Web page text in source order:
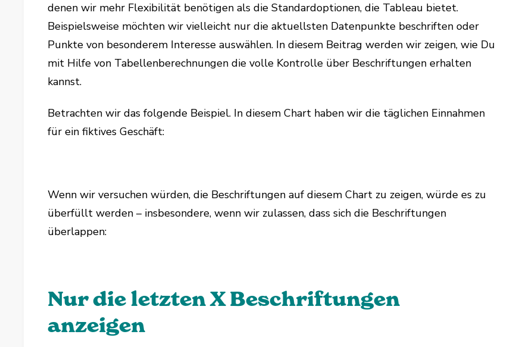
denen wir mehr Flexibilität benötigen als die Standardoptionen, die Tableau bietet.
Beispielsweise möchten wir vielleicht nur die aktuellsten Datenpunkte beschriften oder
Punkte von besonderem Interesse auswählen. In diesem Beitrag werden wir zeigen, wie Du
mit Hilfe von Tabellenberechnungen die volle Kontrolle über Beschriftungen erhalten
kannst.
Betrachten wir das folgende Beispiel. In diesem Chart haben wir die täglichen Einnahmen
für ein fiktives Geschäft:
Wenn wir versuchen würden, die Beschriftungen auf diesem Chart zu zeigen, würde es zu
überfüllt werden – insbesondere, wenn wir zulassen, dass sich die Beschriftungen
überlappen:
Nur die letzten X Beschriftungen
anzeigen